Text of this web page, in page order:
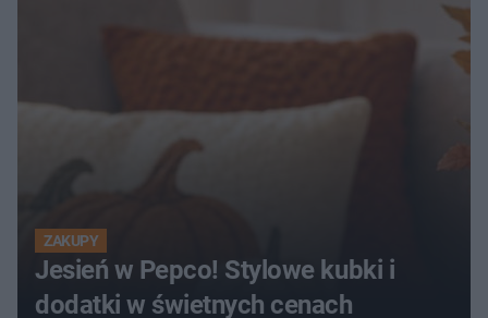
ZAKUPY
Jesień w Pepco! Stylowe kubki i
dodatki w świetnych cenach